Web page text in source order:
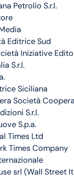
Petrolio S.r.l.
Editrice Sud
Iniziative
S.r.l.
Siciliana
Società
S.r.l.
S.p.a.
Times Ltd
Times Company
srl (Wall Street